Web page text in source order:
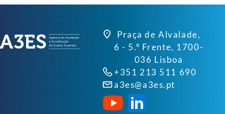
Praça de Alvalade,
6 - 5.º Frente, 1700-
036 Lisboa
+351 213 511 690
a3es@a3es.pt